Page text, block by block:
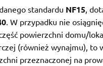
standardu NF15,
. W przypadku nie
powierzchni domu/
(również wynajmu), to
przeznaczonej na